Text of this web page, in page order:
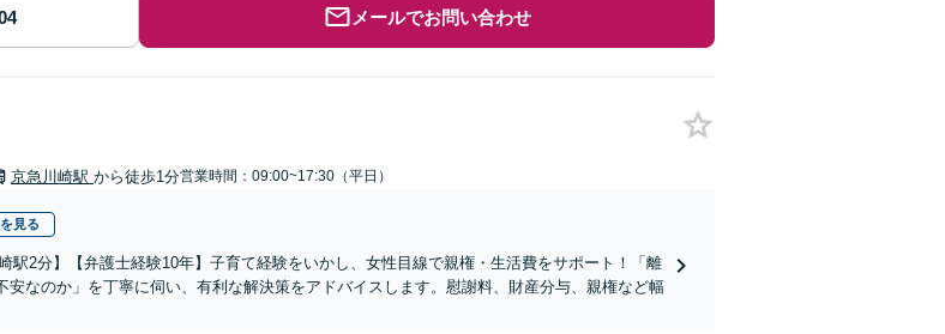
メールでお問い合わせ
京急川崎駅 から徒歩1分営業時間：09:00~17:30（平日）
見る
駅2分】【弁護士経験10年】子育て経験をいかし、女性目線で親権・生活費をサポート！「離
安なのか」を丁寧に伺い、有利な解決策をアドバイスします。慰謝料、財産分与、親権など幅